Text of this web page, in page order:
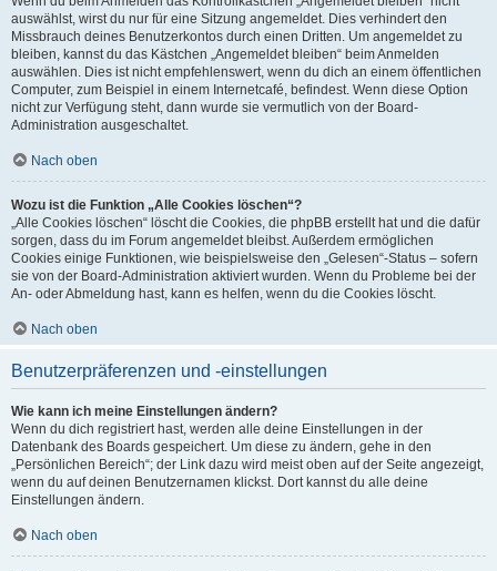
auswählst, wirst du nur für eine Sitzung angemeldet. Dies verhindert den
Missbrauch deines Benutzerkontos durch einen Dritten. Um angemeldet zu
bleiben, kannst du das Kästchen „Angemeldet bleiben“ beim Anmelden
auswählen. Dies ist nicht empfehlenswert, wenn du dich an einem öffentlichen
Computer, zum Beispiel in einem Internetcafé, befindest. Wenn diese Option
nicht zur Verfügung steht, dann wurde sie vermutlich von der Board-
Administration ausgeschaltet.
Nach oben
Wozu ist die Funktion „Alle Cookies löschen“?
„Alle Cookies löschen“ löscht die Cookies, die phpBB erstellt hat und die dafür
sorgen, dass du im Forum angemeldet bleibst. Außerdem ermöglichen
Cookies einige Funktionen, wie beispielsweise den „Gelesen“-Status – sofern
sie von der Board-Administration aktiviert wurden. Wenn du Probleme bei der
An- oder Abmeldung hast, kann es helfen, wenn du die Cookies löscht.
Nach oben
Benutzerpräferenzen und -einstellungen
Wie kann ich meine Einstellungen ändern?
Wenn du dich registriert hast, werden alle deine Einstellungen in der
Datenbank des Boards gespeichert. Um diese zu ändern, gehe in den
„Persönlichen Bereich“; der Link dazu wird meist oben auf der Seite angezeigt,
wenn du auf deinen Benutzernamen klickst. Dort kannst du alle deine
Einstellungen ändern.
Nach oben